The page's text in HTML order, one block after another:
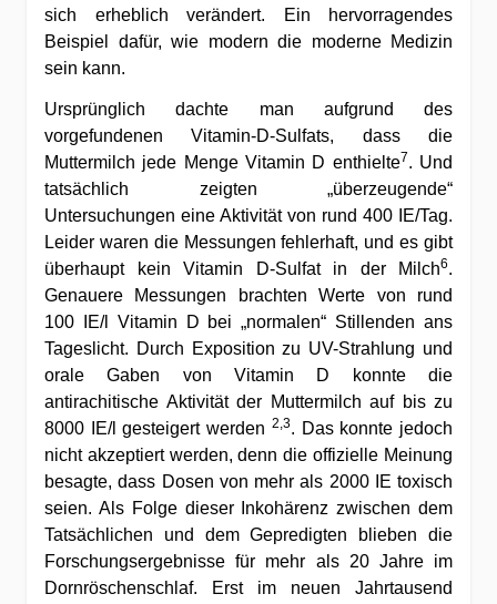
sich erheblich verändert. Ein hervorragendes
Beispiel dafür, wie modern die moderne Medizin
sein kann.
Ursprünglich dachte man aufgrund des
vorgefundenen Vitamin-D-Sulfats, dass die
Muttermilch jede Menge Vitamin D enthielte7. Und
tatsächlich zeigten „überzeugende“
Untersuchungen eine Aktivität von rund 400 IE/Tag.
Leider waren die Messungen fehlerhaft, und es gibt
überhaupt kein Vitamin D-Sulfat in der Milch6.
Genauere Messungen brachten Werte von rund
100 IE/l Vitamin D bei „normalen“ Stillenden ans
Tageslicht. Durch Exposition zu UV-Strahlung und
orale Gaben von Vitamin D konnte die
antirachitische Aktivität der Muttermilch auf bis zu
8000 IE/l gesteigert werden 2,3. Das konnte jedoch
nicht akzeptiert werden, denn die offizielle Meinung
besagte, dass Dosen von mehr als 2000 IE toxisch
seien. Als Folge dieser Inkohärenz zwischen dem
Tatsächlichen und dem Gepredigten blieben die
Forschungsergebnisse für mehr als 20 Jahre im
Dornröschenschlaf. Erst im neuen Jahrtausend